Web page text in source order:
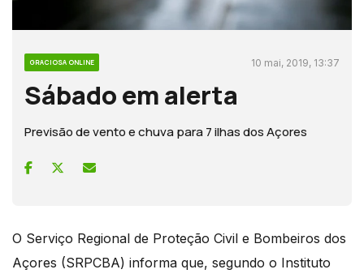
GRACIOSA ONLINE 10 mai, 2019, 13:37
Sábado em alerta
Previsão de vento e chuva para 7 ilhas dos Açores
O Serviço Regional de Proteção Civil e Bombeiros dos
Açores (SRPCBA) informa que, segundo o Instituto